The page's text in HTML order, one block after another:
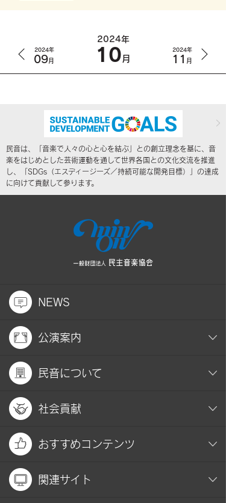
2024年
09月
2024年
10月
2024年
11 月
民音は、「音楽で人々の心と心を結ぶ」との創立理念を基に、音
楽をはじめとした芸術運動を通して世界各国との文化交流を推進
し、「SDGs（エスディージーズ／持続可能な開発目標）」の達成
に向けて貢献して参ります。
NEWS
公演案内
民音について
社会貢献
おすすめコンテンツ
関連サイト